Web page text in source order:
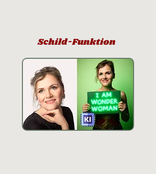
Schild-Funktion